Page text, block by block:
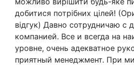
добитися потрібних цілей!
відгук) Давно сотрудничаю с
компанией. Все и всегда на
уровне, очень адекватное
приятный менеджмент. При